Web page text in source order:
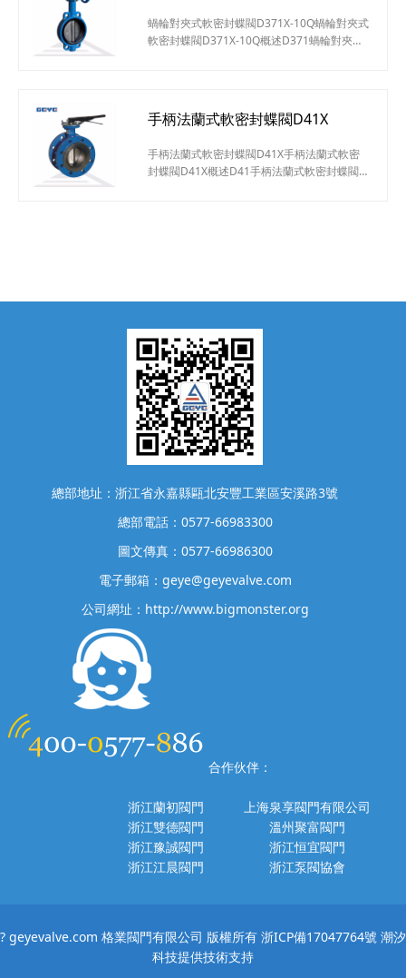
全開狀態。手柄對夾式軟密封蝶閥D71X-10Q
特點小型輕便
蝸輪對夾式軟密封蝶閥D371X-10Q蝸輪對夾式
軟密封蝶閥D371X-10Q概述D371蝸輪對夾式
體管道上作調節流量和截流介質的作用。蝸輪
對夾式軟密封蝶閥D371X-10Q特點設計新穎、
小，操作方便，省力靈巧。可以任何位置安
裝、維修方便。密
手柄法蘭式軟密封蝶閥D41X
手柄法蘭式軟密封蝶閥D41X手柄法蘭式軟密
封蝶閥D41X概述D41手柄法蘭式軟密封蝶閥
總部地址：浙江省永嘉縣甌北安豐工業區安溪路3號
總部電話：0577-66983300
圖文傳真：0577-66986300
電子郵箱：geye@geyevalve.com
公司網址：http://www.bigmonster.org
合作伙伴：
浙江蘭初閥門
上海泉享閥門有限公司
浙江雙德閥門
溫州聚富閥門
浙江豫誠閥門
浙江恒宜閥門
浙江江晨閥門
浙江泵閥協會
? geyevalve.com 格業閥門有限公司 版權所有 浙ICP備17047764號 潮汐
科技提供技術支持